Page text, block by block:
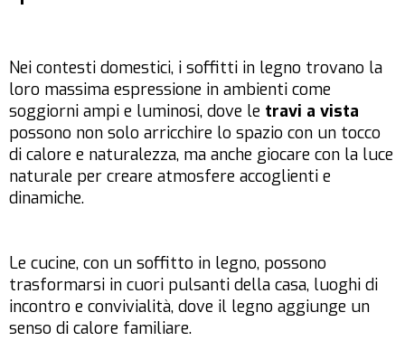
Nei contesti domestici, i soffitti in legno trovano la
loro massima espressione in ambienti come
soggiorni ampi e luminosi, dove le travi a vista
possono non solo arricchire lo spazio con un tocco
di calore e naturalezza, ma anche giocare con la luce
naturale per creare atmosfere accoglienti e
dinamiche.
Le cucine, con un soffitto in legno, possono
trasformarsi in cuori pulsanti della casa, luoghi di
incontro e convivialità, dove il legno aggiunge un
senso di calore familiare.